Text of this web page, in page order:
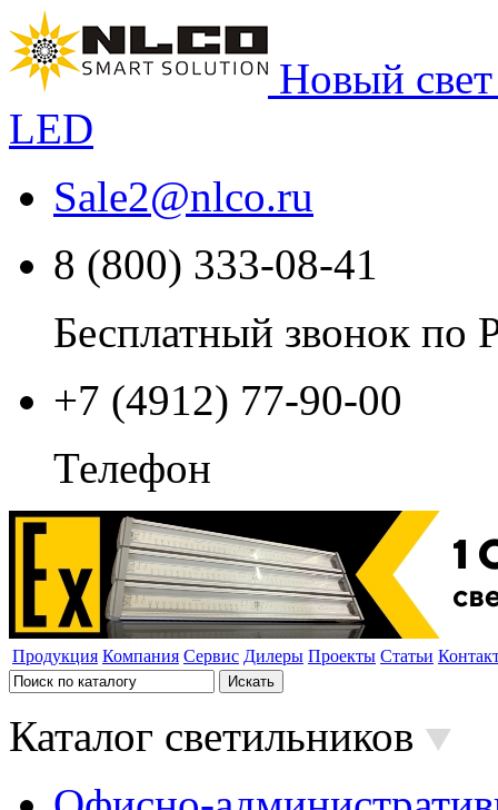
Новый
LED
Sale2@nlco.ru
8 (800) 333-08-41
Бесплатный звонок по
+7 (4912) 77-90-00
Телефон
Продукция Компания Сервис Дилеры Проекты Статьи
Каталог светильников